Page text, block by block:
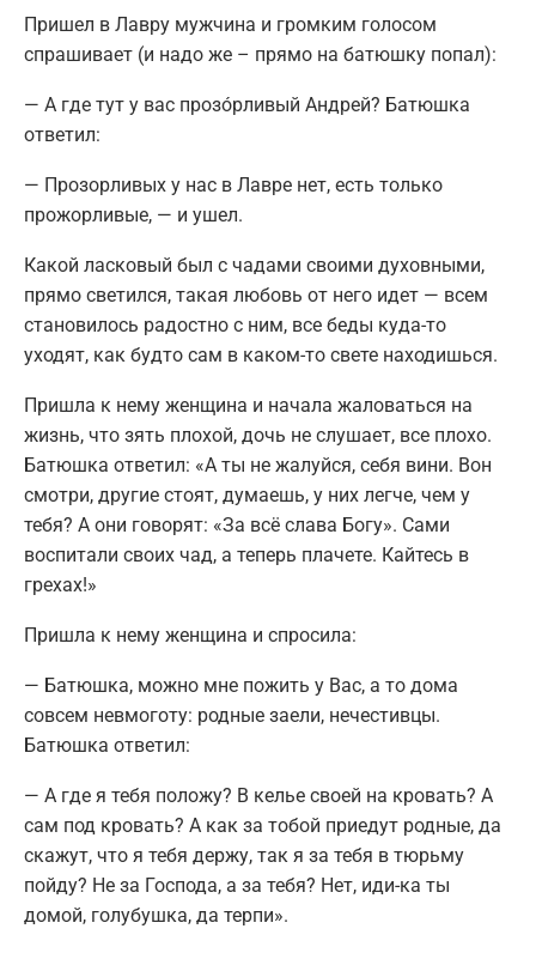
Пришел в Лавру мужчина и громким голосом
спрашивает (и надо же – прямо на батюшку попал):
— А где тут у вас прозо́рливый Андрей? Батюшка
ответил:
— Прозорливых у нас в Лавре нет, есть только
прожорливые, — и ушел.
Какой ласковый был с чадами своими духовными,
прямо светился, такая любовь от него идет — всем
становилось радостно с ним, все беды куда-то
уходят, как будто сам в каком-то свете находишься.
Пришла к нему женщина и начала жаловаться на
жизнь, что зять плохой, дочь не слушает, все плохо.
Батюшка ответил: «А ты не жалуйся, себя вини. Вон
смотри, другие стоят, думаешь, у них легче, чем у
тебя? А они говорят: «За всё слава Богу». Сами
воспитали своих чад, а теперь плачете. Кайтесь в
грехах!»
Пришла к нему женщина и спросила:
— Батюшка, можно мне пожить у Вас, а то дома
совсем невмоготу: родные заели, нечестивцы.
Батюшка ответил:
— А где я тебя положу? В келье своей на кровать? А
сам под кровать? А как за тобой приедут родные, да
скажут, что я тебя держу, так я за тебя в тюрьму
пойду? Не за Господа, а за тебя? Нет, иди-ка ты
домой, голубушка, да терпи».